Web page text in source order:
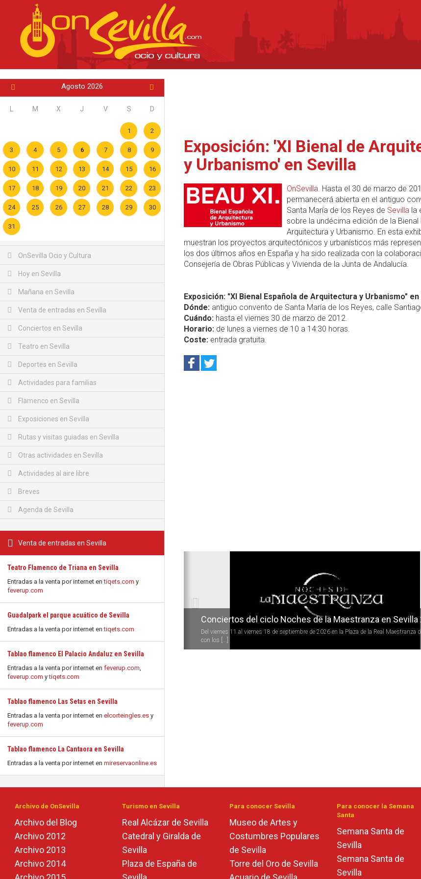
Agosto 2026
M X J V S D
1 2
3 4 5 6 7 8 9
10 11 12 13 14 15 16
17 18 19 20 21 22 23
24 25 26 27 28 29 30
31
OnSevilla Ocio y Cultura
Hoy en Sevilla
Mañana en Sevilla
Venta de entradas en Sevilla
Conciertos en Sevilla
Teatro en Sevilla
Deportes en Sevilla
Actividades para familias
Flamenco en Sevilla
Exposiciones en Sevilla
Rutas y visitas guiadas en Sevilla
Otras actividades en Sevilla
Actividades al aire libre
Breves
Agenda de Sevilla
Venta de entradas en Sevilla
Teatro Flamenco de Triana en Sevilla
Entradas a la venta por internet entiqets.com y
feverup.com
Guadalpark el parque acuático de Sevilla
Entradas a la venta por internet entiqets.com
Tablao flamenco El Palacio Andaluz en Sevilla
Entradas a la venta por internet en feverup.com,
feverup.com ytiqets.com
Tablao flamenco Las Setas en Sevilla
Entradas a la venta por internet en elcorteingles.es y
feverup.com
Tablao flamenco La Cantaora en Sevilla
Entradas a la venta por internet en mireservaonline.es
Exposición: 'XI Bienal de
y Urbanismo' en Sevilla
OnSevilla. Hasta el 30 de marzo de
permanecerá abierta en el antiguo
Santa María de los Reyes de Sevilla la
sobre la undécima edición de la Bienal
Arquitectura y Urbanismo. En esta
muestran los proyectos arquitectónicos y urbanísticos más
los dos últimos años en España y ha sido realizada con la
Consejería de Obras Públicas y Vivienda de la Junta de Andalucía.
Exposición: "XI Bienal Española de Arquitectura y Urbanismo"
Dónde: antiguo convento de Santa María de los Reyes, calle
Cuándo: hasta el viernes 30 de marzo de 2012.
Horario: de lunes a viernes de 10 a 14:30 horas.
Coste: entrada gratuita.
Conciertos del ciclo Noches de la Maestranza en Sevilla
Del viernes 11 al viernes 18 de septiembre de 2026 en la Plaza de la Real Maestranza
con los [...]
Archivo de OnSevilla
Archivo del Blog
Archivo 2012
Archivo 2013
Archivo 2014
Turismo en Sevilla
Real Alcázar de Sevilla
Catedral y Giralda de
Sevilla
Plaza de España de
Para conocer Sevilla
Museo de Artes y
Costumbres Populares
de Sevilla
Torre del Oro de Sevilla
Para conocer la Semana
Santa
Semana Santa de
Sevilla
Semana Santa de
Sevilla